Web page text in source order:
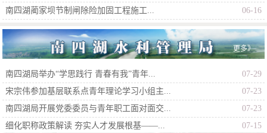
南四湖蔺家坝节制闸除险加固工程施工...
06-16
更多》
南四湖局举办“学思践行 青春有我”青年...
07-29
宋宗伟参加基层联系点青年理论学习小组主...
07-23
南四湖局开展党委委员与青年职工面对面交...
07-23
细化职称政策解读 夯实人才发展根基——...
07-15